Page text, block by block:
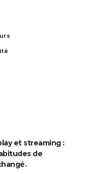
et streaming :
de